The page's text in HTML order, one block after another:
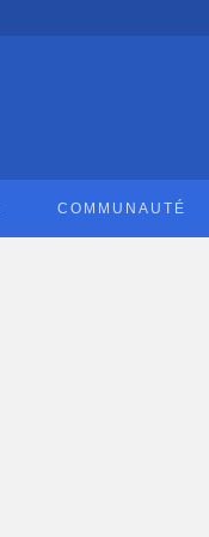
COMMUNAUTÉ